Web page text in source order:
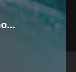
de